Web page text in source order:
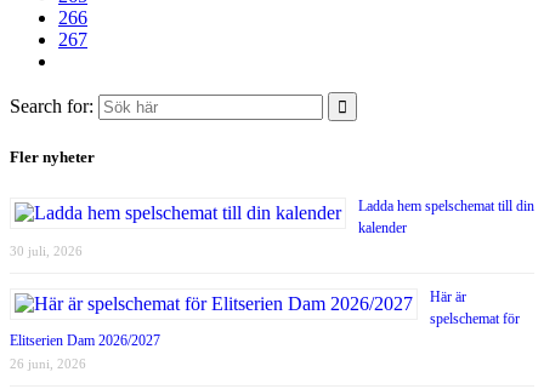
266
267
Search for:
Fler nyheter
Ladda hem spelschemat till din
kalender
30 juli, 2026
Här är
spelschemat för
Elitserien Dam 2026/2027
26 juni, 2026